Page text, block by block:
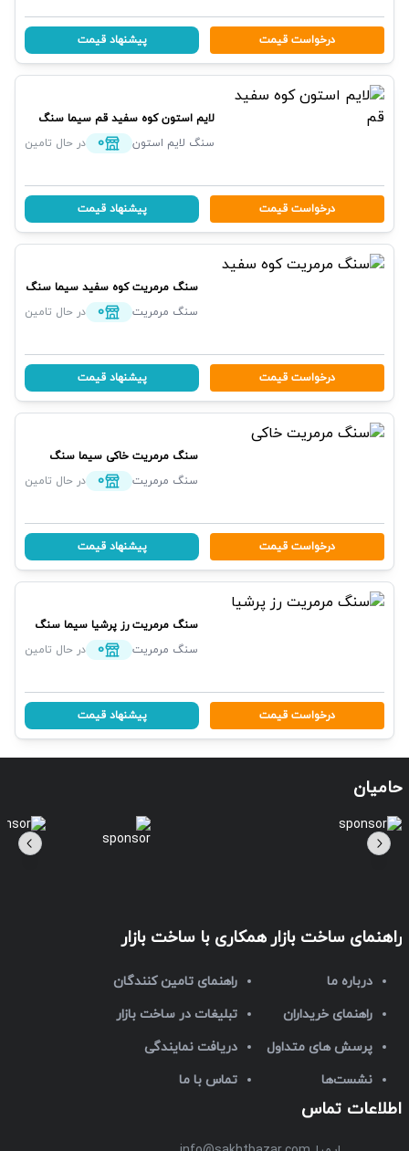
درخواست قیمت پیشنهاد قیمت
لایم استون کوه سفید قم سیما سنگ
سنگ لایم استون
0 در حال تامین
درخواست قیمت پیشنهاد قیمت
سنگ مرمریت کوه سفید سیما سنگ
سنگ مرمریت
0 در حال تامین
درخواست قیمت پیشنهاد قیمت
سنگ مرمریت خاکی سیما سنگ
سنگ مرمریت
0 در حال تامین
درخواست قیمت پیشنهاد قیمت
سنگ مرمریت رز پرشیا سیما سنگ
سنگ مرمریت
0 در حال تامین
درخواست قیمت پیشنهاد قیمت
حامیان
راهنمای ساخت بازار
درباره ما
راهنمای خریداران
پرسش های متداول
نشست‌ها
همکاری با ساخت بازار
راهنمای تامین کنندگان
تبلیغات در ساخت بازار
دریافت نمایندگی
تماس با ما
اطلاعات تماس